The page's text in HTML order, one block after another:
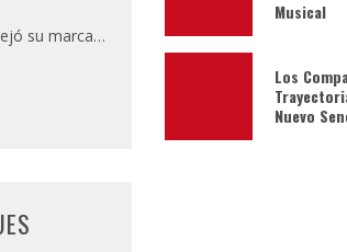
su marca…
Musical
Los
Nuevo